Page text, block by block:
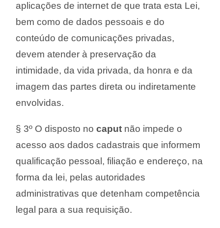
aplicações de internet de que trata esta Lei,
bem como de dados pessoais e do
conteúdo de comunicações privadas,
devem atender à preservação da
intimidade, da vida privada, da honra e da
imagem das partes direta ou indiretamente
envolvidas.
§ 3º O disposto nocaput não impede o
acesso aos dados cadastrais que informem
qualificação pessoal, filiação e endereço, na
forma da lei, pelas autoridades
administrativas que detenham competência
legal para a sua requisição.